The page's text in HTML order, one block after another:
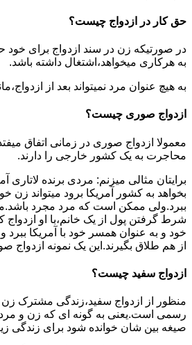
حق کار در ازدواج چیست؟
در صورتیکه زن در سند ازدواج برای خود
به هرکاری میخواهد،اشتغال داشته باشد.
به هیچ عنوان مرد نمیتواند بعد از
ازدواج صوری چیست؟
معمولا ازدواج صوری در زمانی اتفاق
محاجرت به یک کشور خارجی را دارند.
برایتان مثالی میزنم: مردی برنده
بخواهد به کشور آمریکا برود میتواند زن
ببرد.ولی ممکن است که مرد مجرد
شرط گرفتن پول از یک خانم،با او ازدواج
خود و به عنوان همسر خود با آمریکا ببرد
از هم طلاق بگیرند.این یک نمونه
ازدواج سفید چیست؟
منظور از ازدواج سفید،زندگی مشترک زن
رسمی است.یعنی به گونه ای که زن و مرد
صیغه بین شان خوانده شود برای زندگی